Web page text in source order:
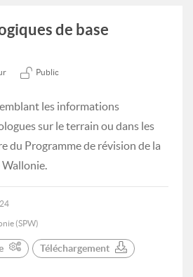
de base
Public
les informations
sur le terrain ou dans les
du Programme de révision de la
(SPW)
Téléchargement